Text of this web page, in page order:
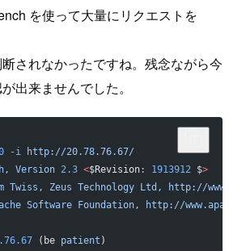
を使って大量にリクエストを
されなかったですね。残念ながら今
出来ませんでした。
-i http://20.78.76.67/
Version 2.3 <$Revision: 1913912 $>
Twiss, Zeus Technology Ltd,
http://
Software Foundation, http://
(be patient )